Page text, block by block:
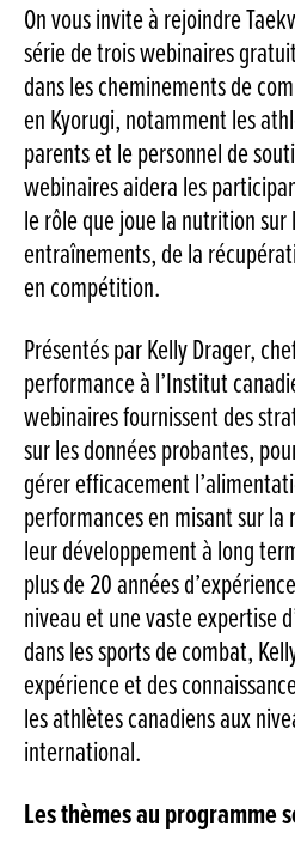
On vous invite à rejoindre
série de trois webinaires
dans les cheminements de
en Kyorugi, notamment les
parents et le personnel de
webinaires aidera les
le rôle que joue la nutrition
entraînements, de la
en compétition.
Présentés par Kelly Drager,
performance à l’Institut
webinaires fournissent des
sur les données probantes,
gérer efficacement
performances en misant sur
leur développement à long
plus de 20 années
niveau et une vaste expertise
dans les sports de combat,
expérience et des
les athlètes canadiens aux
international.
Les thèmes au programme